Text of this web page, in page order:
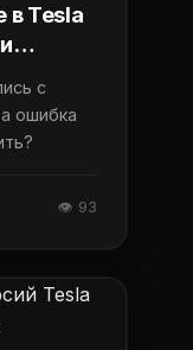
в Tesla
с
ошибка
👁 93